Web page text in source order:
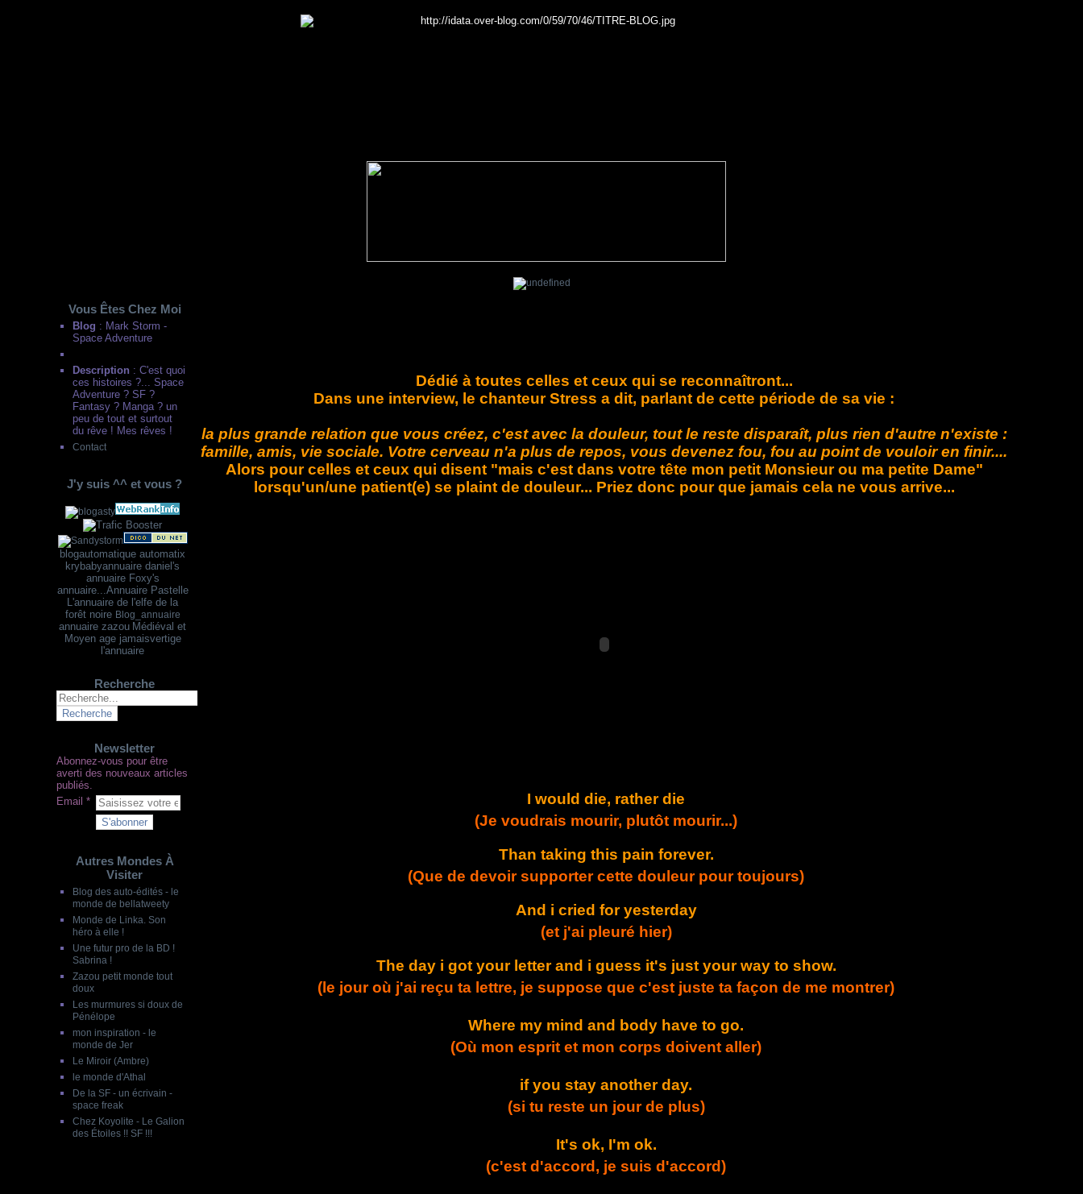
Vous Êtes Chez Moi
Blog : Mark Storm -
Space Adventure
Description : C'est quoi
ces histoires ?... Space
Adventure ? SF ?
Fantasy ? Manga ? un
peu de tout et surtout
du rêve ! Mes rêves !
Contact
J'y suis ^^ et vous ?
blogautomatique automatix
krybabyannuaire daniel's
annuaire Foxy's
annuaire...Annuaire Pastelle
L'annuaire de l'elfe de la
forêt noire Blog_annuaire
annuaire zazou Médiéval et
Moyen age jamaisvertige
l'annuaire
Recherche
Newsletter
Abonnez-vous pour être
averti des nouveaux articles
publiés.
Email
Autres Mondes À
Visiter
Blog des auto-édités - le
monde de bellatweety
Monde de Linka. Son
héro à elle !
Une futur pro de la BD !
Sabrina !
Zazou petit monde tout
doux
Les murmures si doux de
Pénélope
mon inspiration - le
monde de Jer
Le Miroir (Ambre)
le monde d'Athal
De la SF - un écrivain -
space freak
Chez Koyolite - Le Galion
des Étoiles !! SF !!!
Dédié à toutes celles et ceux qui se reconnaîtront...
Dans une interview, le chanteur Stress a dit, parlant de cette période de sa vie :
la plus grande relation que vous créez, c'est avec la douleur, tout le reste disparaît, plus rien d'autre n'existe :
famille, amis, vie sociale. Votre cerveau n'a plus de repos, vous devenez fou, fou au point de vouloir en finir....
Alors pour celles et ceux qui disent "mais c'est dans votre tête mon petit Monsieur ou ma petite Dame"
lorsqu'un/une patient(e) se plaint de douleur... Priez donc pour que jamais cela ne vous arrive...
I would die, rather die
(Je voudrais mourir, plutôt mourir...)
Than taking this pain forever.
(Que de devoir supporter cette douleur pour toujours)
And i cried for yesterday
(et j'ai pleuré hier)
The day i got your letter and i guess it's just your way to show.
(le jour où j'ai reçu ta lettre, je suppose que c'est juste ta façon de me montrer)
Where my mind and body have to go.
(Où mon esprit et mon corps doivent aller)
if you stay another day.
(si tu reste un jour de plus)
It's ok, I'm ok.
(c'est d'accord, je suis d'accord)